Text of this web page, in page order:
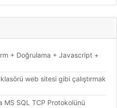
+ Doğrulama + Javascript +
web sitesi gibi çalıştırmak
MS SQL TCP Protokolünü